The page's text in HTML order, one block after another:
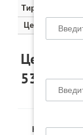
Тираж
Цена
600 руб.
Цена от
530
руб.
Наличие: В